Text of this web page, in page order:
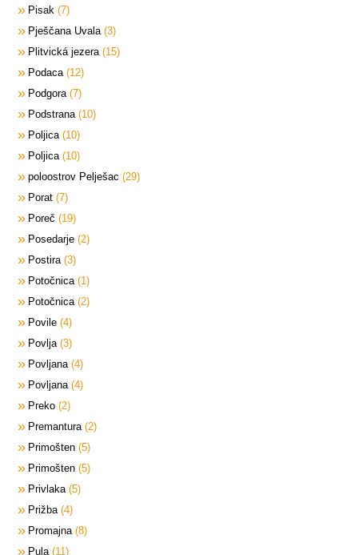
Pisak 7
Pješčana Uvala 3
Plitvická jezera 15
Podaca 12
Podgora 7
Podstrana 10
Poljica 10
Poljica 10
poloostrov Pelješac 29
Porat 7
Poreč
19
Posedarje 2
Postira 3
Potočnica 1
Potočnica 2
Povile 4
Povlja 3
Povljana 4
Povljana 4
Preko 2
Premantura 2
Primošten 5
Primošten 5
Privlaka 5
Prižba 4
Promajna 8
Pula 11